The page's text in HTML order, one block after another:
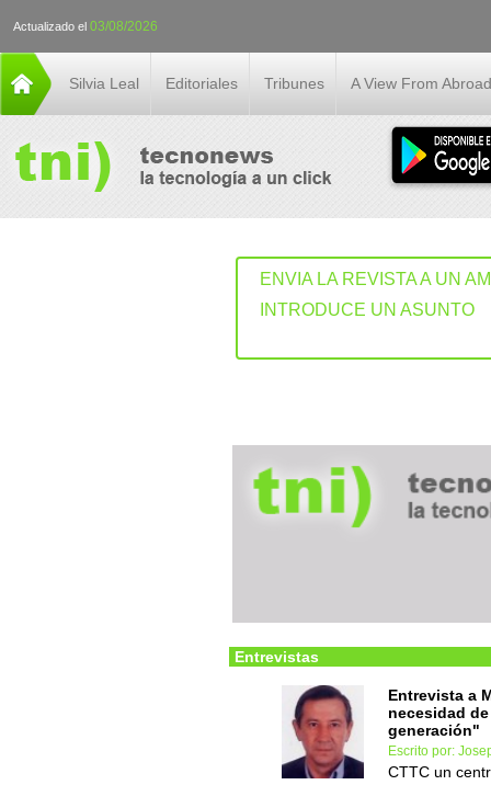
Actualizado el 03/08/2026
Silvia Leal Editoriales Tribunes A View From Abroad
ENVIA LA REVISTA A UN
INTRODUCE UN ASUNTO
Entrevistas
Entrevista a
necesidad
generación"
Escrito por:
CTTC un